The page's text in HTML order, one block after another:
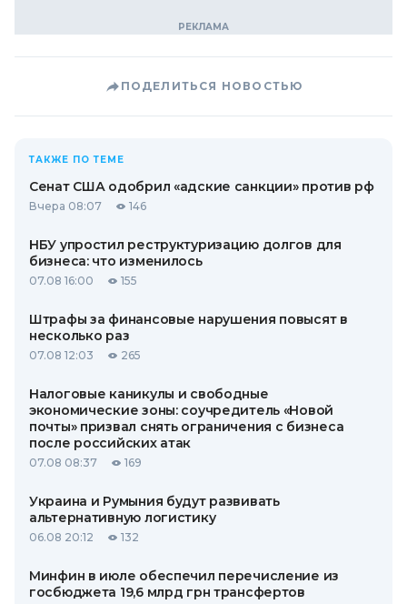
ПОДЕЛИТЬСЯ НОВОСТЬЮ
ТАКЖЕ ПО ТЕМЕ
Сенат США одобрил «адские санкции» против рф
Вчера 08:07 146
НБУ упростил реструктуризацию долгов для
бизнеса: что изменилось
07.08 16:00 155
Штрафы за финансовые нарушения повысят в
несколько раз
07.08 12:03 265
Налоговые каникулы и свободные
экономические зоны: соучредитель «Новой
почты» призвал снять ограничения с бизнеса
после российских атак
07.08 08:37 169
Украина и Румыния будут развивать
альтернативную логистику
06.08 20:12 132
Минфин в июле обеспечил перечисление из
госбюджета 19,6 млрд грн трансфертов